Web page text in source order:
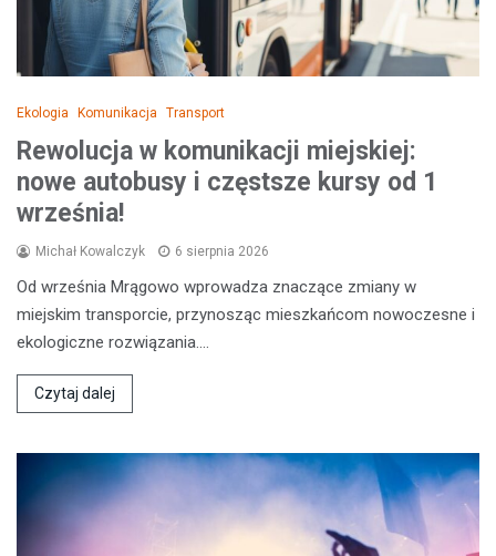
Ekologia Komunikacja Transport
Rewolucja w komunikacji miejskiej:
nowe autobusy i częstsze kursy od 1
września!
Michał Kowalczyk 6 sierpnia 2026
Od września Mrągowo wprowadza znaczące zmiany w
miejskim transporcie, przynosząc mieszkańcom nowoczesne i
ekologiczne rozwiązania.…
Czytaj dalej